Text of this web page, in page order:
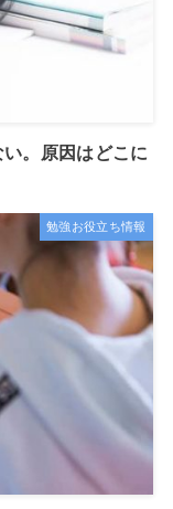
。原因はどこに
勉強お役立ち情報